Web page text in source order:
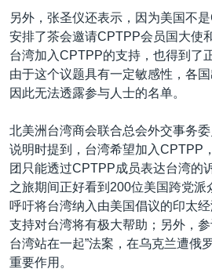
另外，张圣仪还表示，因为美国不
安排了茶会邀请CPTPP会员国大使
台湾加入CPTPP的支持，也得到了
由于这个议题具有一定敏感性，各
因此无法透露参与人士的名单。
北美洲台湾商会联合总会外交事务
说明时提到，台湾希望加入CPTPP
团只能透过CPTPP成员表达台湾的
之旅期间正好看到200位美国跨党派
呼吁将台湾纳入由美国倡议的印太
支持对台湾将有极大帮助；另外，
台湾站在一起”法案，在乌克兰遭俄
重要作用。